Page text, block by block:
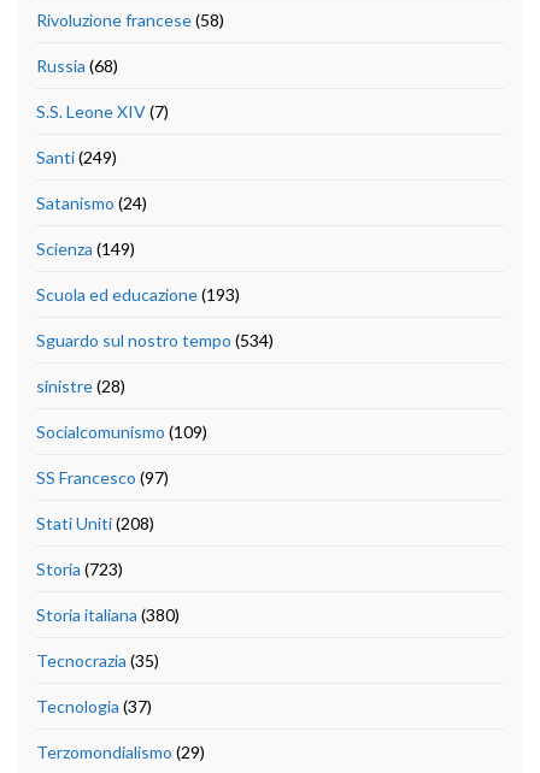
Rivoluzione francese(58)
Russia (68)
S.S. Leone XIV(7)
Santi(249)
Satanismo (24)
Scienza (149)
Scuola ed educazione(193)
Sguardo sul nostro tempo (534)
sinistre(28)
Socialcomunismo (109)
SS Francesco (97)
Stati Uniti(208)
Storia (723)
Storia italiana (380)
Tecnocrazia (35)
Tecnologia (37)
Terzomondialismo (29)